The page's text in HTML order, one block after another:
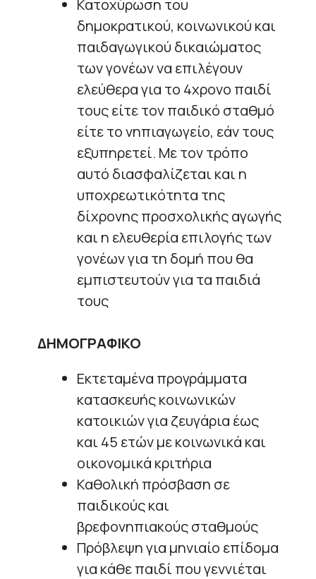
Κατοχύρωση του
δημοκρατικού, κοινωνικού και
παιδαγωγικού δικαιώματος
των γονέων να επιλέγουν
ελεύθερα για το 4χρονο παιδί
τους είτε τον παιδικό σταθμό
είτε το νηπιαγωγείο, εάν τους
εξυπηρετεί. Με τον τρόπο
αυτό διασφαλίζεται και η
υποχρεωτικότητα της
δίχρονης προσχολικής αγωγής
και η ελευθερία επιλογής των
γονέων για τη δομή που θα
εμπιστευτούν για τα παιδιά
τους
ΔΗΜΟΓΡΑΦΙΚΟ
Εκτεταμένα προγράμματα
κατασκευής κοινωνικών
κατοικιών για ζευγάρια έως
και 45 ετών με κοινωνικά και
οικονομικά κριτήρια
Καθολική πρόσβαση σε
παιδικούς και
βρεφονηπιακούς σταθμούς
Πρόβλεψη για μηνιαίο επίδομα
για κάθε παιδί που γεννιέται